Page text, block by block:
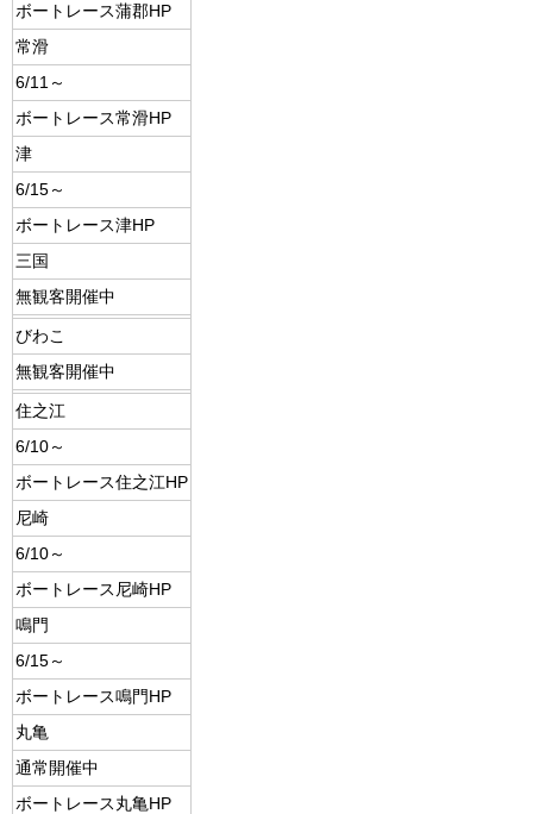
ボートレース蒲郡HP
常滑
6/11～
ボートレース常滑HP
津
6/15～
ボートレース津HP
三国
無観客開催中
びわこ
無観客開催中
住之江
6/10～
ボートレース住之江HP
尼崎
6/10～
ボートレース尼崎HP
鳴門
6/15～
ボートレース鳴門HP
丸亀
通常開催中
ボートレース丸亀HP